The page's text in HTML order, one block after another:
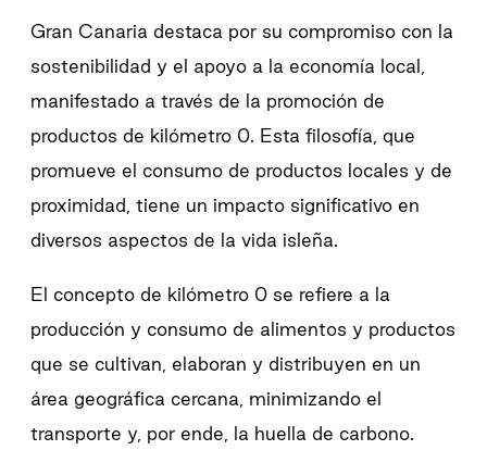
Gran Canaria destaca por su compromiso con la
sostenibilidad y el apoyo a la economía local,
manifestado a través de la promoción de
productos de kilómetro 0. Esta filosofía, que
promueve el consumo de productos locales y de
proximidad, tiene un impacto significativo en
diversos aspectos de la vida isleña.
El concepto de kilómetro 0 se refiere a la
producción y consumo de alimentos y productos
que se cultivan, elaboran y distribuyen en un
área geográfica cercana, minimizando el
transporte y, por ende, la huella de carbono.